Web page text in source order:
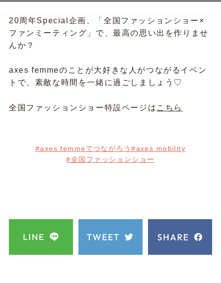
20周年Special企画、「全国ファッションショー×
ファンミーティング」で、最高の思い出を作りませ
んか？
axes femmeのことが大好きな人がつながるイベン
トで、素敵な時間を一緒に過ごしましょう♡
全国ファッションショー特設ページは こちら
#axes femmeでつながろう#axes mobility
#全国ファッションショー